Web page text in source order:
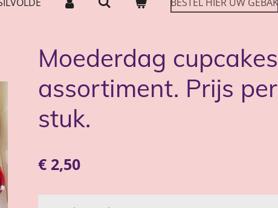
Moederdag cupcakes
assortiment. Prijs per
stuk.
€ 2,50